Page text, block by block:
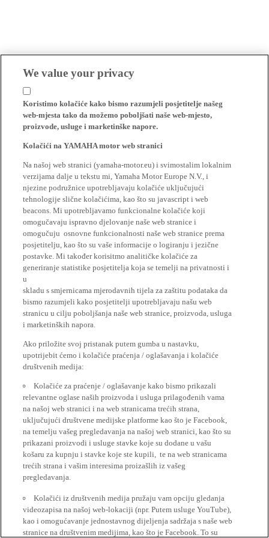
We value your privacy
Koristimo kolačiće kako bismo razumjeli posjetitelje našeg
web-mjesta tako da možemo poboljšati naše web-mjesto,
proizvode, usluge i marketinške napore.
Kolačići na YAMAHA motor web stranici
Na našoj web stranici (yamaha-motor.eu) i svimostalim lokalnim
verzijama dalje u tekstu mi, Yamaha Motor Europe N.V., i
njezine podružnice upotrebljavaju kolačiće uključujući
tehnologije slične kolačićima, kao što su javascript i web
beacons. Mi upotrebljavamo funkcionalne kolačiće koji
omogučavaju ispravno djelovanje naše web stranice i
omogučuju osnovne funkcionalnosti naše web stranice prema
posjetitelju, kao što su vaše informacije o logiranju i jezične
postavke. Mi također korisitmo analitičke kolačiće za
generiranje statistike posjetitelja koja se temelji na privatnosti i
u
skladu s smjernicama mjerodavnih tijela za zaštitu podataka da
bismo razumjeli kako posjetitelji upotrebljavaju našu web
stranicu u cilju poboljšanja naše web stranice, proizvoda, usluga
i marketinških napora.
Ako priložite svoj pristanak putem gumba u nastavku,
upotrijebit ćemo i kolačiće praćenja / oglašavanja i kolačiće
društvenih medija:
Kolačiće za praćenje / oglašavanje kako bismo prikazali
relevantne oglase naših proizvoda i usluga prilagođenih vama
na našoj web stranici i na web stranicama trećih strana,
uključujući društvene medijske platforme kao što je Facebook,
na temelju vašeg pregledavanja na našoj web stranici, kao što su
prikazani proizvodi i usluge stavke koje su dodane u vašu
košaru za kupnju i stavke koje ste kupili, te na web stranicama
trećih strana i vašim interesima proizašlih iz vašeg
pregledavanja.
Kolačići iz društvenih medija pružaju vam opciju gledanja
videozapisa na našoj web-lokaciji (npr. Putem usluge YouTube),
kao i omogućavanje jednostavnog dijeljenja sadržaja s naše web
stranice na društvenim medijima, kao što je Facebook. To su